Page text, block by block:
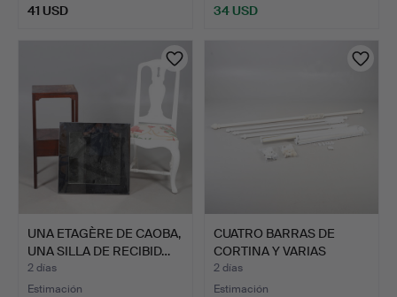
41 USD 34 USD
UNA ETAGÈRE DE CAOBA,
UNA SILLA DE RECIBID…
2 días
Estimación
CUATRO BARRAS DE
CORTINA Y VARIAS
PERSIANA…
2 días
Estimación